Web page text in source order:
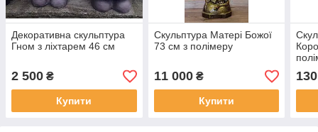
Декоративна скульптура
Гном з ліхтарем 46 см
2 500 ₴
Купити
Скульптура Матері Божої
73 см з полімеру
11 000₴
Купити